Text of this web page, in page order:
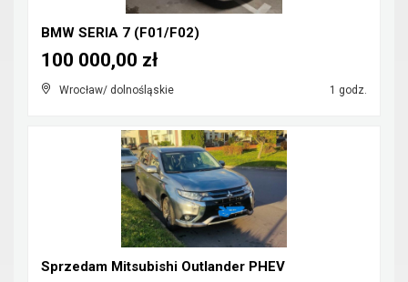
BMW SERIA 7 (F01/F02)
Wrocław/ dolnośląskie 1 godz.
100 000,00 zł
Sprzedam Mitsubishi Outlander PHEV